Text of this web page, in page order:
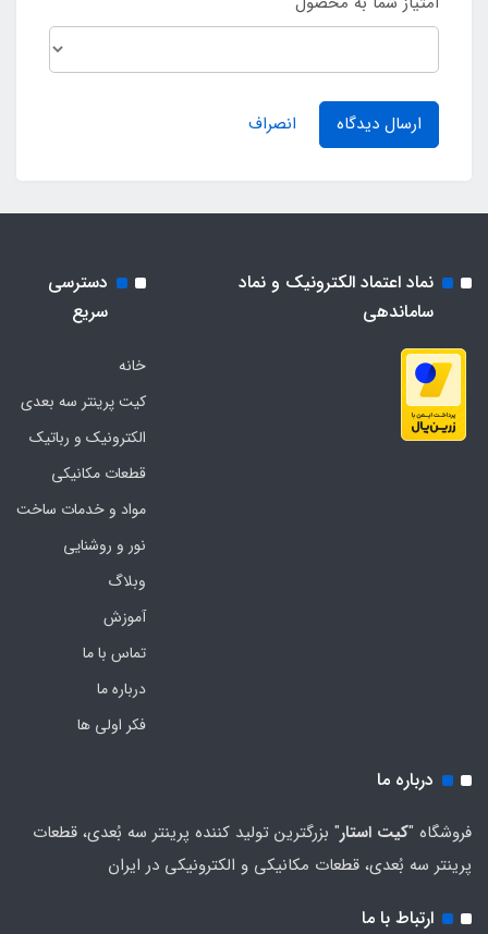
ارسال دیدگاه انصراف
نماد اعتماد الکترونیک و نماد
ساماندهی
دسترسی
سریع
خانه
کیت پرینتر سه بعدی
الکترونیک و رباتیک
قطعات مکانیکی
مواد و خدمات ساخت
نور و روشنایی
وبلاگ
آموزش
تماس با ما
درباره ما
فکر اولی ها
درباره ما
فروشگاه "کیت استار" بزرگترین تولید کننده پرینتر سه بُعدی، قطعات
پرینتر سه بُعدی، قطعات مکانیکی و الکترونیکی در ایران
ارتباط با ما